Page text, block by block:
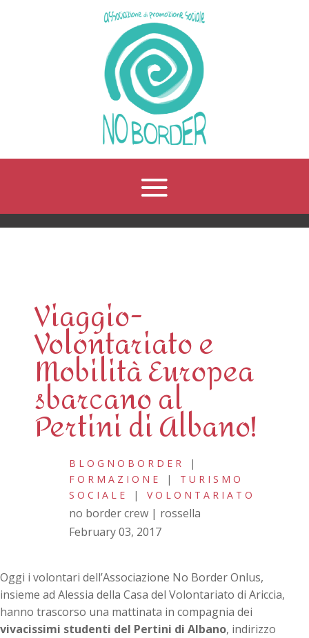
Viaggio-
Volontariato e
Mobilità Europea
sbarcano al
Pertini di Albano!
BLOGNOBORDER
|
FORMAZIONE
| TURISMO
SOCIALE
| VOLONTARIATO
no border crew | rossella
February 03, 2017
Oggi i volontari dell’Associazione No Border Onlus,
insieme ad Alessia della Casa del Volontariato di Ariccia,
hanno trascorso una mattinata in compagnia dei
vivacissimi studenti del Pertini di Albano, indirizzo